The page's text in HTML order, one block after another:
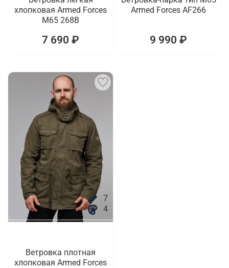
хлопковая Armed Forces
M65 268B
7 690 ₽
Armed Forces AF266
9 990 ₽
7
4
Ветровка плотная
хлопковая Armed Forces